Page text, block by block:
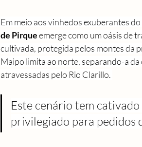
Em meio aos vinhedos exuberantes
de Pirque emerge como um oásis de
cultivada, protegida pelos montes da
Maipo limita ao norte, separando-a
atravessadas pelo Rio Clarillo.
Este cenário tem
privilegiado para pedidos